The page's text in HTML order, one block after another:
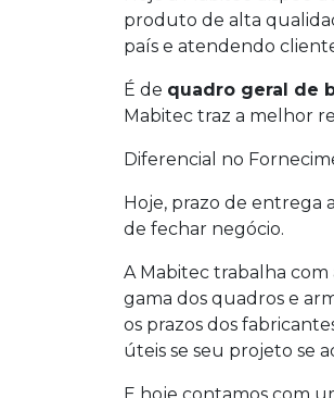
produto de alta
país e atendendo
É de quadro geral de
Mabitec traz a melhor
Diferencial no
Hoje, prazo de entrega
de fechar negócio.
A Mabitec trabalha
gama dos quadros e
os prazos dos
úteis se seu projeto se